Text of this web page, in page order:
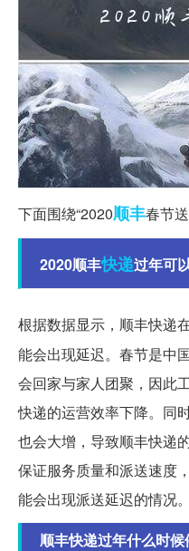
下面围绕“2020顺丰春节
2020顺丰快递过年可
根据数据显示，顺丰快递
能会出现延迟。春节是中
会回家与家人团聚，因此
快递的运营效率下降。同
也会大增，导致顺丰快递
保证服务质量和派送速度
能会出现派送延迟的情况。
顺丰快递过年什么时候